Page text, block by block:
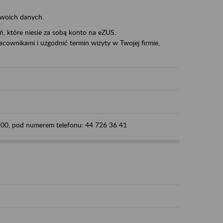
danych.
które niesie za sobą konto na eZUS.
i uzgodnić termin wizyty w Twojej firmie,
pod numerem telefonu: 44 726 36 41